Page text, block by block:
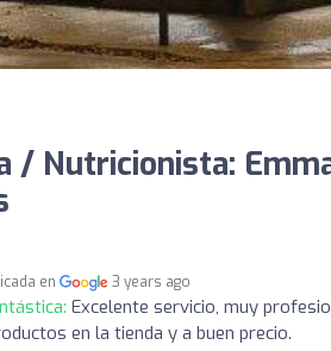
/ Nutricionista:
en 3 years ago
Excelente servicio, muy
en la tienda y a buen precio.